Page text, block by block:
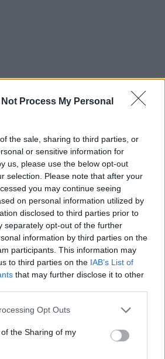
Not Process My Personal
the sale, sharing to third parties, or
or sensitive information for
us, please use the below opt-out
selection. Please note that after your
you may continue seeing
on personal information utilized by
disclosed to third parties prior to
separately opt-out of the further
information by third parties on the
participants. This information may
to third parties on the IAB’s List of
that may further disclose it to other
Opt Outs
the Sharing of my